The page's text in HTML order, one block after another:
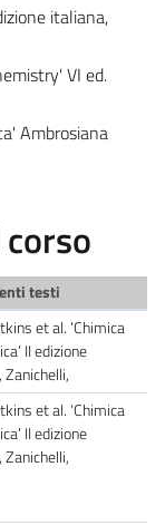
italiana,
VI ed.
Ambrosiana
testi
et al. ‘Chimica
II edizione
Zanichelli,
et al. ‘Chimica
II edizione
Zanichelli,